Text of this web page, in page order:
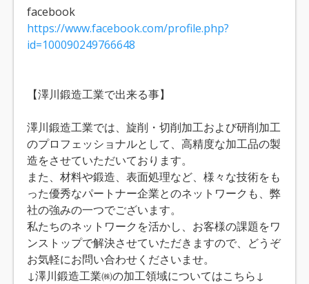
facebook
https://www.facebook.com/profile.php?
id=100090249766648
【澤川鍛造工業で出来る事】
澤川鍛造工業では、旋削・切削加工および研削加工
のプロフェッショナルとして、高精度な加工品の製
造をさせていただいております。
また、材料や鍛造、表面処理など、様々な技術をも
った優秀なパートナー企業とのネットワークも、弊
社の強みの一つでございます。
私たちのネットワークを活かし、お客様の課題をワ
ンストップで解決させていただきますので、どうぞ
お気軽にお問い合わせくださいませ。
↓澤川鍛造工業㈱の加工領域についてはこちら↓